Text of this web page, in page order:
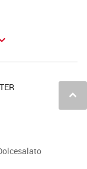
keyboard_arrow_up